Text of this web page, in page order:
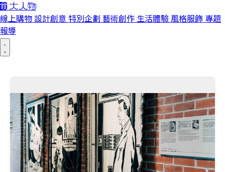
線上購物 設計創意 特別企劃 藝術創作 生活體驗 風格服飾 專題
報導